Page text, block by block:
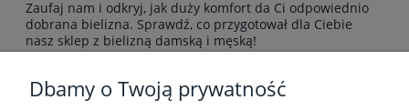
Zaufaj nam i odkryj, jak duży komfort da Ci odpowiednio
dobrana bielizna. Sprawdź, co przygotował dla Ciebie
nasz sklep z bielizną damską i męską!
Dbamy o Twoją prywatność